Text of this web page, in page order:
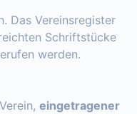
Das Vereinsregister
Schriftstücke
werden.
eingetragener